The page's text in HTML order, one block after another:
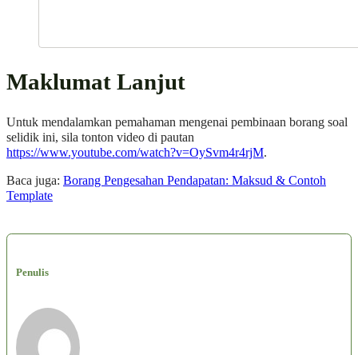
Maklumat Lanjut
Untuk mendalamkan pemahaman mengenai pembinaan borang soal
selidik ini, sila tonton video di pautan
https://www.youtube.com/watch?v=OySvm4r4rjM.
Baca juga: Borang Pengesahan Pendapatan: Maksud & Contoh
Template
Penulis